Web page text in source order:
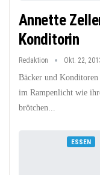
Annette
Konditorin
Redaktion Okt. 22,
Bäcker und Konditoren
im Rampenlicht wie
brötchen...
ESSEN